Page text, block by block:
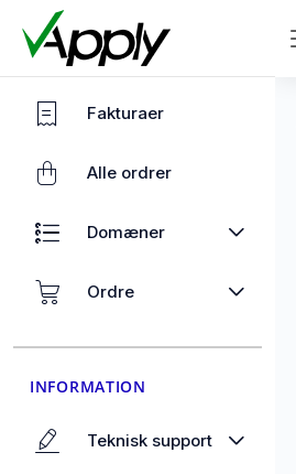
Fakturaer
Alle ordrer
Domæner
Ordre
INFORMATION
Teknisk support